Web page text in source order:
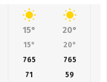
15° 20°
15° 20°
765 765
71 59